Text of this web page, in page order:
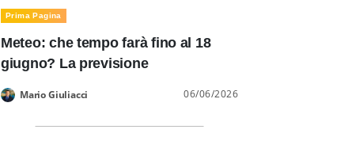
Prima Pagina
Meteo: che tempo farà fino al 18
giugno? La previsione
Mario Giuliacci 06/06/2026